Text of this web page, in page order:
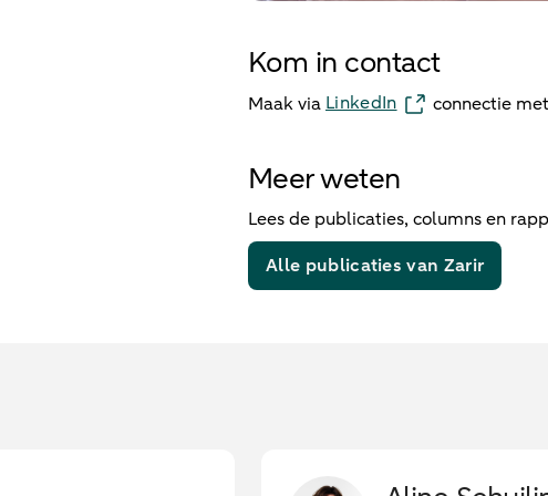
Kom in contact
Maak via LinkedIn connectie
Meer weten
Lees de publicaties, columns en
Alle publicaties van Zarir